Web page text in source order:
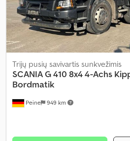
Peine 949 km
Trijų pusių savivartis sunkvežimis
SCANIAG 410 8x4 4-Achs
Bordmatik